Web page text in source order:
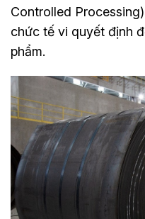
Controlled
chức tế vi quyết định
phẩm.